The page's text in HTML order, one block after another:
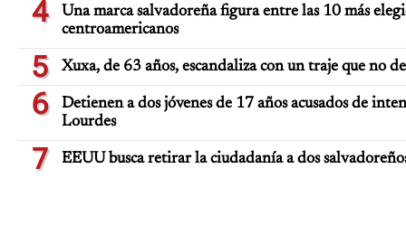
4
Una marca salvadoreña figura entre las 10 más
centroamericanos
5 Xuxa, de 63 años, escandaliza con un traje que no
6
Detienen a dos jóvenes de 17 años acusados de
Lourdes
7 EEUU busca retirar la ciudadanía a dos